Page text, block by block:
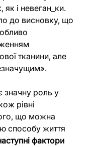
як і невеган_ки.
до висновку, що
тканини, але
значну роль у
рівні
що можна
способу життя
фактори